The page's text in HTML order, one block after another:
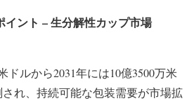
イント –生分解性カップ市場
ドルから2031年には10億3500万米
され、持続可能な包装需要が市場拡